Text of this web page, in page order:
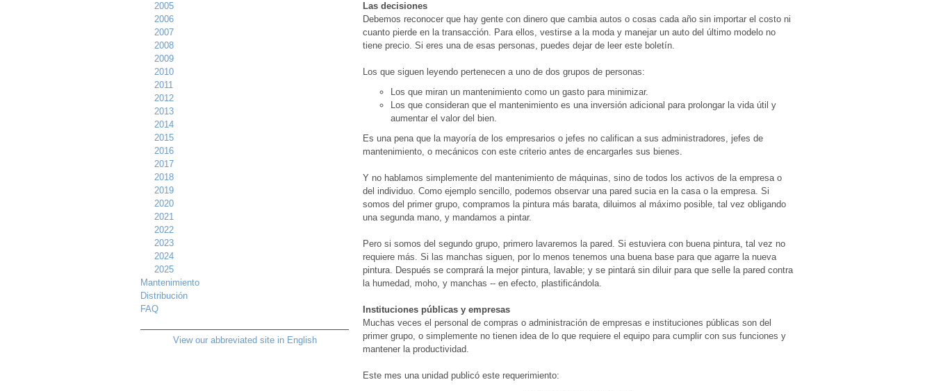
2005
2006
2007
2008
2009
2010
2011
2012
2013
2014
2015
2016
2017
2018
2019
2020
2021
2022
2023
2024
2025
Mantenimiento
Distribución
FAQ
View our abbreviated site in English
Las decisiones
Debemos reconocer que hay gente con dinero que cambia autos o cosas cada año sin importar el costo ni
cuanto pierde en la transacción. Para ellos, vestirse a la moda y manejar un auto del último modelo no
tiene precio. Si eres una de esas personas, puedes dejar de leer este boletín.
Los que siguen leyendo pertenecen a uno de dos grupos de personas:
Los que miran un mantenimiento como un gasto para minimizar.
Los que consideran que el mantenimiento es una inversión adicional para prolongar la vida útil y
aumentar el valor del bien.
Es una pena que la mayoría de los empresarios o jefes no califican a sus administradores, jefes de
mantenimiento, o mecánicos con este criterio antes de encargarles sus bienes.
Y no hablamos simplemente del mantenimiento de máquinas, sino de todos los activos de la empresa o
del individuo. Como ejemplo sencillo, podemos observar una pared sucia en la casa o la empresa. Si
somos del primer grupo, compramos la pintura más barata, diluimos al máximo posible, tal vez obligando
una segunda mano, y mandamos a pintar.
Pero si somos del segundo grupo, primero lavaremos la pared. Si estuviera con buena pintura, tal vez no
requiere más. Si las manchas siguen, por lo menos tenemos una buena base para que agarre la nueva
pintura. Después se comprará la mejor pintura, lavable; y se pintará sin diluir para que selle la pared contra
la humedad, moho, y manchas -- en efecto, plastificándola.
Instituciones públicas y empresas
Muchas veces el personal de compras o administración de empresas e instituciones públicas son del
primer grupo, o simplemente no tienen idea de lo que requiere el equipo para cumplir con sus funciones y
mantener la productividad.
Este mes una unidad publicó este requerimiento: